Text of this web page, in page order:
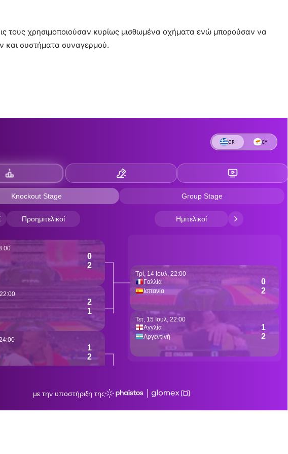
τους χρησιμοποιούσαν κυρίως μισθωμένα οχήματα ενώ μπορούσαν να
και συστήματα συναγερμού.